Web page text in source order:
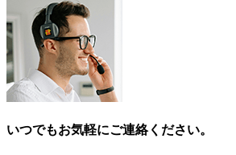
いつでもお気軽にご連絡ください。